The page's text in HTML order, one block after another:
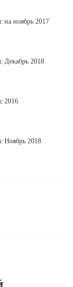
на ноябрь 2017
Декабрь 2018
2016
Ноябрь 2018